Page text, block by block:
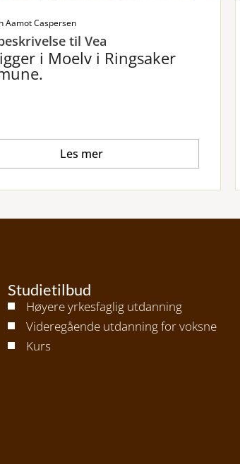
Aamot Caspersen
til Vea
i Moelv i Ringsaker
Les mer
Studietilbud
Høyere yrkesfaglig utdanning
Videregående utdanning for voksne
Kurs